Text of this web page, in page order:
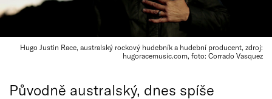
Hugo Justin Race, australský rockový hudebník a hudební producent, zdroj:
hugoracemusic.com, foto: Corrado Vasquez
Původně australský, dnes spíše